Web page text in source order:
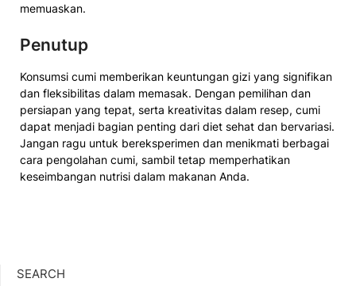
memuaskan.
Penutup
Konsumsi cumi memberikan keuntungan gizi yang signifikan
dan fleksibilitas dalam memasak. Dengan pemilihan dan
persiapan yang tepat, serta kreativitas dalam resep, cumi
dapat menjadi bagian penting dari diet sehat dan bervariasi.
Jangan ragu untuk bereksperimen dan menikmati berbagai
cara pengolahan cumi, sambil tetap memperhatikan
keseimbangan nutrisi dalam makanan Anda.
SEARCH